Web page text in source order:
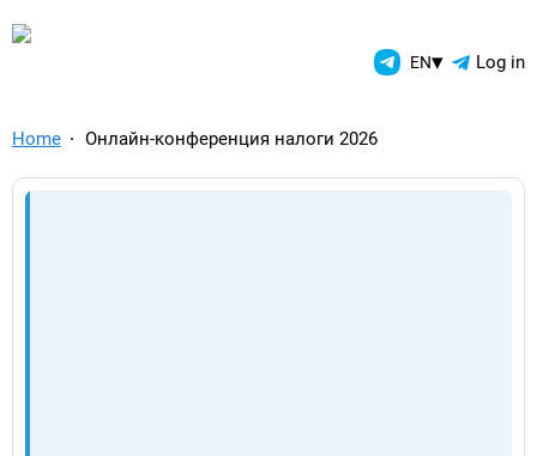
TelegramAds.com — EN▾ Log in
Home Онлайн-конференция налоги 2026